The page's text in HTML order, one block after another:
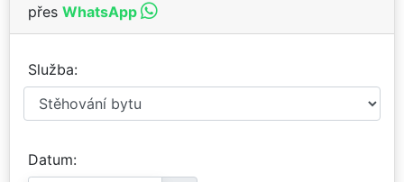
přes WhatsApp
Služba
Datum